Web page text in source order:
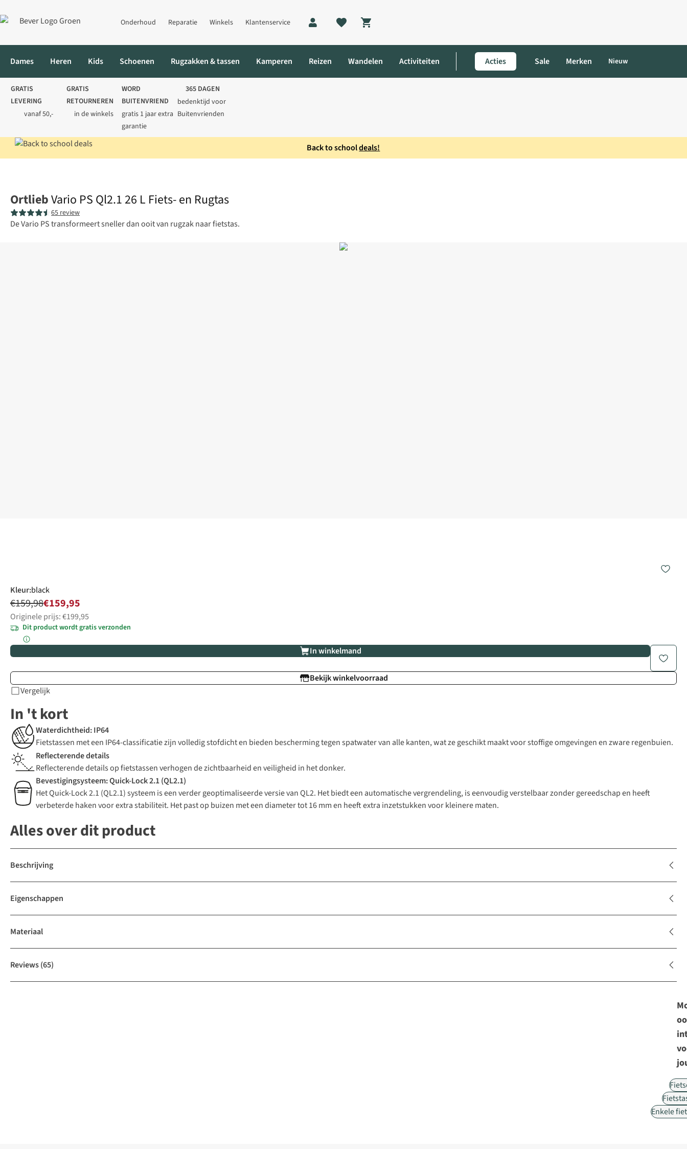
Onderhoud Reparatie Winkels Klantenservice
Shopping cart
Dames Heren Kids Schoenen Rugzakken & tassen Kamperen Reizen Wandelen Activiteiten Acties Sale Merken Nieuw
GRATIS
LEVERING
vanaf 50,-
GRATIS
RETOURNEREN
in de winkels
WORD
BUITENVRIEND
gratis 1 jaar extra
garantie
365 DAGEN
bedenktijd voor
Buitenvrienden
Back to schooldeals!
OrtliebVario PS Ql2.1 26 L Fiets- en Rugtas
65 review
De Vario PS transformeert sneller dan ooit van rugzak naar fietstas.
Kleur:black
€159,98€159,95
Originele prijs: €199,95
Dit product wordt gratis verzonden
In winkelmand
Bekijk winkelvoorraad
Vergelijk
In 't kort
Waterdichtheid: IP64
Fietstassen met een IP64-classificatie zijn volledig stofdicht en bieden bescherming tegen spatwater van alle kanten, wat ze geschikt maakt voor stoffige omgevingen en zware regenbuien.
Reflecterende details
Reflecterende details op fietstassen verhogen de zichtbaarheid en veiligheid in het donker.
Bevestigingsysteem: Quick-Lock 2.1 (QL2.1)
Het Quick-Lock 2.1 (QL2.1) systeem is een verder geoptimaliseerde versie van QL2. Het biedt een automatische vergrendeling, is eenvoudig verstelbaar zonder gereedschap en heeft
verbeterde haken voor extra stabiliteit. Het past op buizen met een diameter tot 16 mm en heeft extra inzetstukken voor kleinere maten.
Alles over dit product
Beschrijving
Eigenschappen
Materiaal
Reviews(65)
Enkele